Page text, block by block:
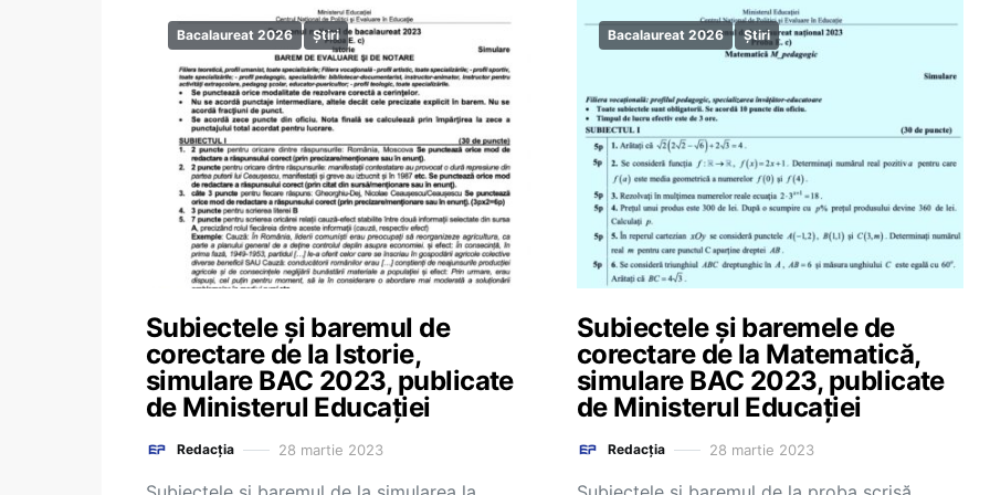
Bacalaureat 2026 Știri
Subiectele și baremul de
corectare de la Istorie,
simulare BAC 2023, publicate
de Ministerul Educației
Redacția 28 martie 2023
Bacalaureat 2026 Știri
Subiectele și baremele de
corectare de la Matematică,
simulare BAC 2023, publicate
de Ministerul Educației
Redacția 28 martie 2023